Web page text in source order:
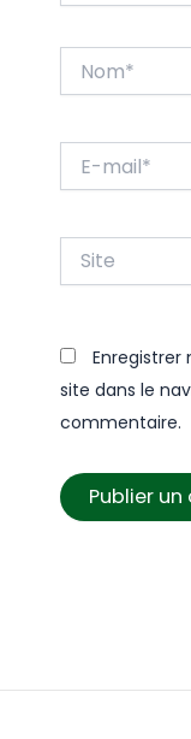
mail*
site dans le
commentaire.